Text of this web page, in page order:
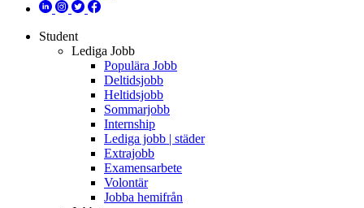
Student
Lediga Jobb
Populära Jobb
Deltidsjobb
Heltidsjobb
Sommarjobb
Internship
Lediga jobb | städer
Extrajobb
Examensarbete
Volontär
Jobba hemifrån